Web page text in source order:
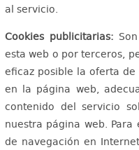
al servicio.
Cookies publicitarias:
esta web o por terceros,
eficaz posible la oferta
en la página web,
contenido del servicio
nuestra página web.
de navegación en